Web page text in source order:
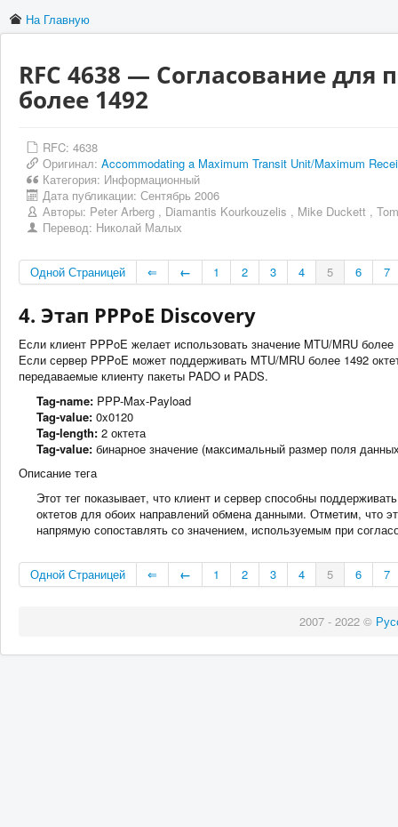
На Главную
RFC 4638 — Согласование для
более 1492
RFC: 4638
Оригинал: Accommodating a Maximum Transit Unit/Maximum
Категория: Информационный
Дата публикации: Сентябрь 2006
Авторы: Peter Arberg , Diamantis Kourkouzelis , Mike Duckett ,
Перевод: Николай Малых
Одной Страницей ⇐ ← 1 2 3 4 5 6 7
4. Этап PPPoE Discovery
Если клиент PPPoE желает использовать значение MTU/MRU
Если сервер PPPoE может поддерживать MTU/MRU более 1492
передаваемые клиенту пакеты PADO и PADS.
Tag-name: PPP-Max-Payload
Tag-value: 0x0120
Tag-length: 2 октета
Tag-value: бинарное значение (максимальный размер поля
Описание тега
Этот тег показывает, что клиент и сервер способны
октетов для обоих направлений обмена данными. Отметим, что
напрямую сопоставлять со значением, используемым при
Одной Страницей ⇐ ← 1 2 3 4 5 6 7
2007 - 2022 ©